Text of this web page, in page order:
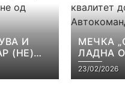
И
(НЕ)
МЕЧКА
ЛАДНА
ВАРДАР
23/02/2026